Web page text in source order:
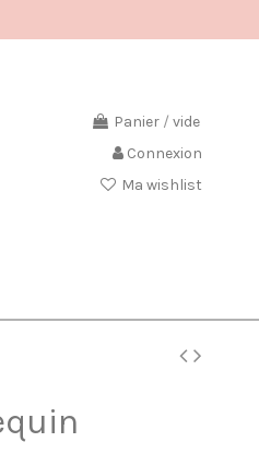
Panier / vide
Connexion
Ma wishlist